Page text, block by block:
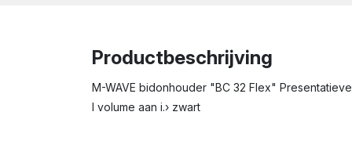
Productbeschrijving
M-WAVE bidonhouder "BC 32 Flex"
l volume aan i.› zwart